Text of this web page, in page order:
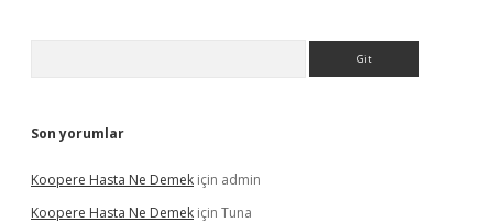
Son yorumlar
Koopere Hasta Ne Demek için admin
Koopere Hasta Ne Demek için Tuna